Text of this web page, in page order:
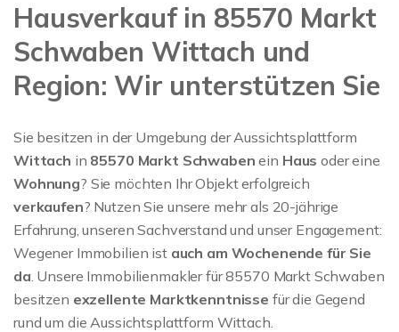
Hausverkauf in 85570 Markt
Schwaben Wittach und
Region: Wir unterstützen Sie
Sie besitzen in der Umgebung der Aussichtsplattform
Wittach in 85570 Markt Schwabenein Hausoder eine
Wohnung? Sie möchten Ihr Objekt erfolgreich
verkaufen? Nutzen Sie unsere mehr als 20-jährige
Erfahrung, unseren Sachverstand und unser Engagement:
Wegener Immobilien ist auch am Wochenende für Sie
da. Unsere Immobilienmakler für 85570 Markt Schwaben
besitzen exzellente Marktkenntnisse für die Gegend
rund um die Aussichtsplattform Wittach.